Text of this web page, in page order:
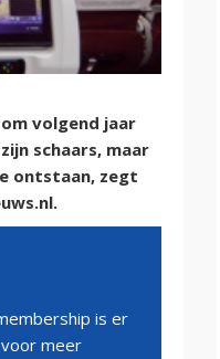
volgend jaar
schaars, maar
ontstaan, zegt
is er
meer